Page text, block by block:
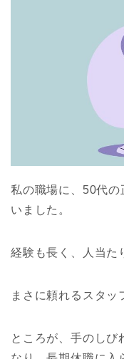
私の職場に、50代
いました。
経験も長く、人当た
まさに頼れるスタッ
ところが、手のしび